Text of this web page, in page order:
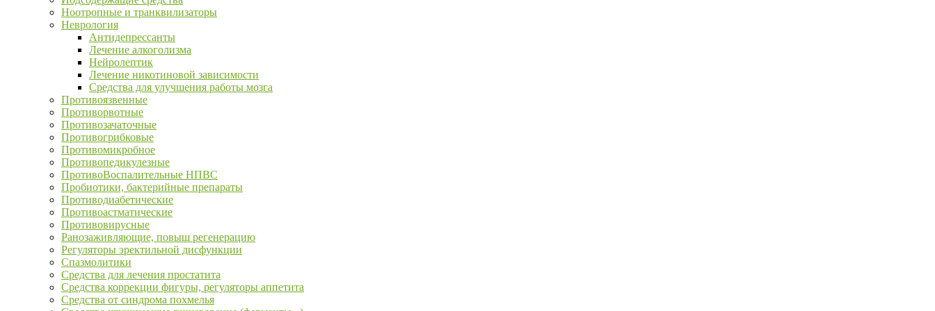
Ноотропные и транквилизаторы
Неврология
Антидепрессанты
Лечение алкоголизма
Нейролептик
Лечение никотиновой зависимости
Средства для улучшения работы мозга
Противоязвенные
Противорвотные
Противозачаточные
Противогрибковые
Противомикробное
Противопедикулезные
ПротивоВоспалительные НПВС
Пробиотики, бактерийные препараты
Противодиабетические
Противоастматические
Противовирусные
Ранозаживляющие, повыш регенерацию
Регуляторы эректильной дисфункции
Спазмолитики
Средства для лечения простатита
Средства коррекции фигуры, регуляторы аппетита
Средства от синдрома похмелья